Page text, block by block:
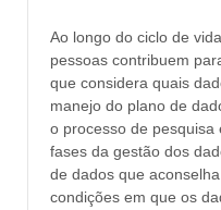
Ao longo do ciclo de
pessoas contribuem
que considera quais
manejo do plano de
o processo de
fases da gestão dos
de dados que
condições em que os